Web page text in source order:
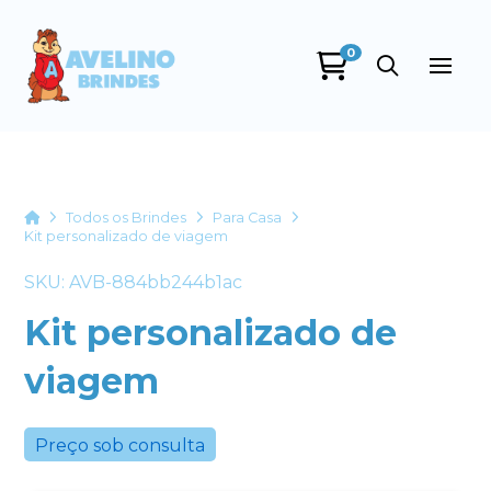
0
HomeTodos os Brindes
Para Casa
Kit personalizado de viagem
SKU: AVB-884bb244b1ac
Kit personalizado de
viagem
Preço sob consulta
+55